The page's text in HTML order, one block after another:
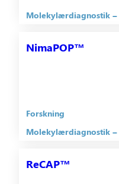
Molekylærdiagnostik
NimaPOP™
Forskning
Molekylærdiagnostik
ReCAP™